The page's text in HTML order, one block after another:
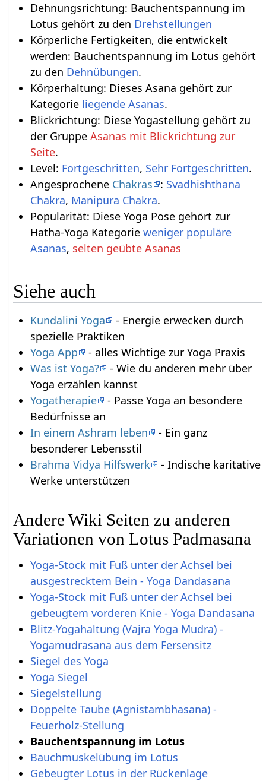
Dehnungsrichtung: Bauchentspannung im
Lotus gehört zu den Drehstellungen
Körperliche Fertigkeiten, die entwickelt
werden: Bauchentspannung im Lotus gehört
zu den Dehnübungen.
Körperhaltung: Dieses Asana gehört zur
Kategorie liegende Asanas.
Blickrichtung: Diese Yogastellung gehört zu
der Gruppe Asanas mit Blickrichtung zur
Seite.
Level: Fortgeschritten, Sehr Fortgeschritten.
Angesprochene Chakras : Svadhishthana
Chakra, Manipura Chakra.
Popularität: Diese Yoga Pose gehört zur
Hatha-Yoga Kategorie weniger populäre
Asanas, selten geübte Asanas
Siehe auch
Kundalini Yoga
- Energie erwecken durch
spezielle Praktiken
Yoga App
- alles Wichtige zur Yoga Praxis
Was ist Yoga?
- Wie du anderen mehr über
Yoga erzählen kannst
Yogatherapie
- Passe Yoga an besondere
Bedürfnisse an
In einem Ashram leben
- Ein ganz
besonderer Lebensstil
Brahma Vidya Hilfswerk
- Indische karitative
Werke unterstützen
Andere Wiki Seiten zu anderen
Variationen von Lotus Padmasana
Yoga-Stock mit Fuß unter der Achsel bei
ausgestrecktem Bein - Yoga Dandasana
Yoga-Stock mit Fuß unter der Achsel bei
gebeugtem vorderen Knie - Yoga Dandasana
Blitz-Yogahaltung (Vajra Yoga Mudra) -
Yogamudrasana aus dem Fersensitz
Siegel des Yoga
Yoga Siegel
Siegelstellung
Doppelte Taube (Agnistambhasana) -
Feuerholz-Stellung
Bauchentspannung im Lotus
Bauchmuskelübung im Lotus
Gebeugter Lotus in der Rückenlage